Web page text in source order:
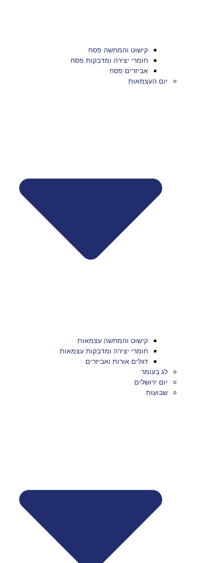
קישוט והמחשה פסח
חומרי יצירה ומדבקות פסח
אביזרים פסח
יום העצמאות
קישוט והמחשה עצמאות
חומרי יצירה ומדבקות עצמאות
דגלים אורות ואביזרים
לג בעומר
יום ירושלים
שבועות